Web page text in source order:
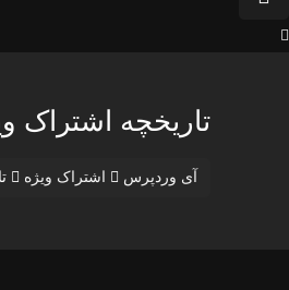
تاریخچه اشتراک
آی وردپرس اشتراک ویژه